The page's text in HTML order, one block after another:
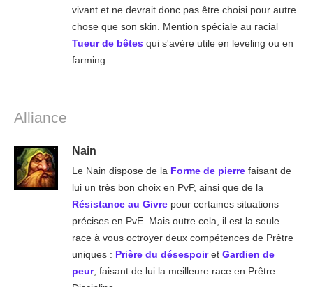
vivant et ne devrait donc pas être choisi pour autre
chose que son skin. Mention spéciale au racial
Tueur de bêtes qui s'avère utile en leveling ou en
farming.
Alliance
Nain
Le Nain dispose de la Forme de pierre faisant de
lui un très bon choix en PvP, ainsi que de la
Résistance au Givre pour certaines situations
précises en PvE. Mais outre cela, il est la seule
race à vous octroyer deux compétences de Prêtre
uniques : Prière du désespoiretGardien de
peur, faisant de lui la meilleure race en Prêtre